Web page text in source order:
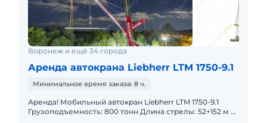
Воронеж и ещё 34 города
Аренда автокрана Liebherr LTM 1750-9.1
Минимальное время заказа: 8 ч.
Аренда! Мобильный автокран Liebherr LTM 1750-9.1
Грузоподъемность: 800 тонн Длина стрелы: 52+152 м В